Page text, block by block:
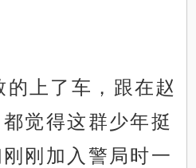
的上了车，跟在赵
觉得这群少年挺
刚加入警局时一